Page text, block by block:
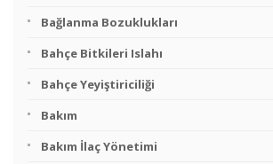
Bağlanma Bozuklukları
Bahçe Bitkileri Islahı
Bahçe Yeyiştiriciliği
Bakım
Bakım İlaç Yönetimi